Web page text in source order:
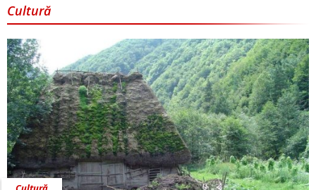
Cultură